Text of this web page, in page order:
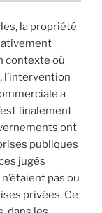
la propriété
contexte où
l’intervention
a
finalement
ont
publiques
jugés
pas ou
privées. Ce